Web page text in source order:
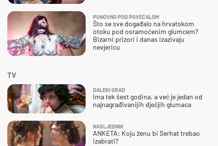
PONOVNO POD POVEĆALOM
Što se sve događalo na hrvatskom
otoku pod osramoćenim glumcem?
Bizarni prizori i danas izazivaju
nevjericu
TV
DALEKI GRAD
Ima tek šest godina, a već je jedan od
najnagrađivanijih dječjih glumaca
NASLJEDNIK
ANKETA: Koju ženu bi Serhat trebao
izabrati?